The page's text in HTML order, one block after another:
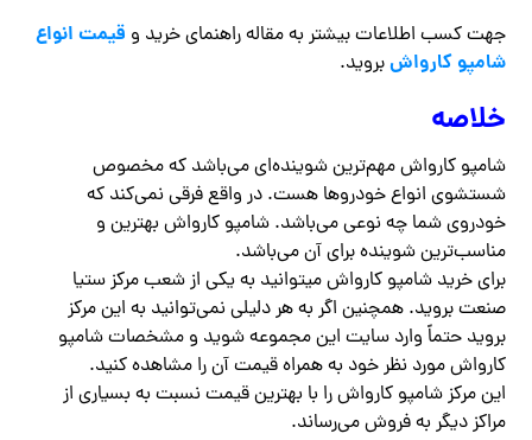
جهت کسب اطلاعات بیشتر به مقاله راهنمای خرید و قیمت انواع
شامپو کارواشبروید.
خلاصه
شامپو کارواش مهم‌ترین شوینده‌ای می‌باشد که مخصوص
شستشوی انواع خودروها هست. در واقع فرقی نمی‌کند که
خودروی شما چه نوعی می‌باشد. شامپو کارواش بهترین و
مناسب‌ترین شوینده برای آن می‌باشد.
برای خرید شامپو کارواش میتوانید به یکی از شعب مرکز ستیا
صنعت بروید‌. همچنین اگر به هر دلیلی نمی‌توانید به این مرکز
بروید حتماً وارد سایت این مجموعه شوید و مشخصات شامپو
کارواش مورد نظر خود به همراه قیمت آن را مشاهده کنید.
این مرکز شامپو کارواش را با بهترین قیمت نسبت به بسیاری از
مراکز دیگر به فروش می‌رساند.